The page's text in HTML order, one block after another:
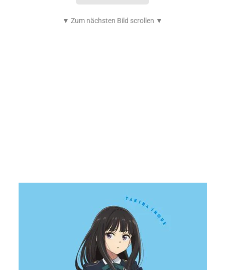
▼ Zum nächsten Bild scrollen ▼